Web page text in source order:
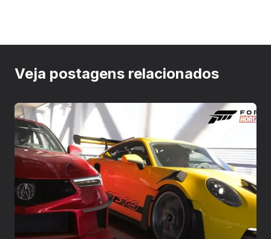
Veja postagens relacionados